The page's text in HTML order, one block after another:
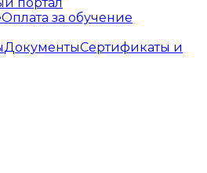
Оплата за обучение
ДокументыСертификаты и